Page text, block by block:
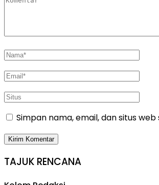
Simpan nama, email, dan situs
TAJUK RENCANA